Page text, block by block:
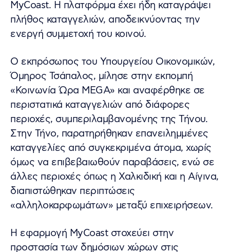
MyCoast. Η πλατφόρμα έχει ήδη καταγράψει
πλήθος καταγγελιών, αποδεικνύοντας την
ενεργή συμμετοχή του κοινού.
Ο εκπρόσωπος του Υπουργείου Οικονομικών,
Όμηρος Τσάπαλος, μίλησε στην εκπομπή
«Κοινωνία Ώρα MEGA» και αναφέρθηκε σε
περιστατικά καταγγελιών από διάφορες
περιοχές, συμπεριλαμβανομένης της Τήνου.
Στην Τήνο, παρατηρήθηκαν επανειλημμένες
καταγγελίες από συγκεκριμένα άτομα, χωρίς
όμως να επιβεβαιωθούν παραβάσεις, ενώ σε
άλλες περιοχές όπως η Χαλκιδική και η Αίγινα,
διαπιστώθηκαν περιπτώσεις
«αλληλοκαρφωμάτων» μεταξύ επιχειρήσεων.
Η εφαρμογή MyCoast στοχεύει στην
προστασία των δημόσιων χώρων στις